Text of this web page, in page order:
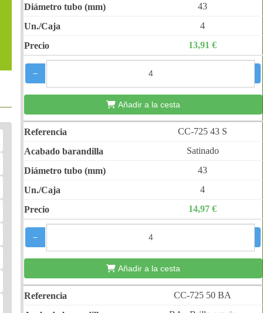
43
4
13,91 €
−
Añadir a la cesta
CC-725 43 S
Satinado
43
4
14,97 €
−
Añadir a la cesta
CC-725 50 BA